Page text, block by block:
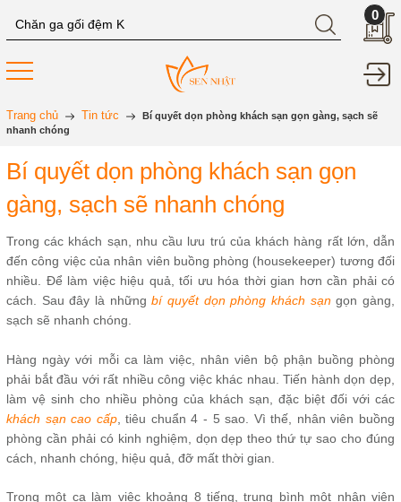
0
Trang chủ Tin tức
Bí quyết dọn phòng khách sạn gọn gàng, sạch sẽ
nhanh chóng
Bí quyết dọn phòng khách sạn gọn
gàng, sạch sẽ nhanh chóng
Trong các khách sạn, nhu cầu lưu trú của khách hàng rất lớn, dẫn
đến công việc của nhân viên buồng phòng (housekeeper) tương đối
nhiều. Để làm việc hiệu quả, tối ưu hóa thời gian hơn cần phải có
cách. Sau đây là nhữngbí quyết dọn phòng khách sạngọn gàng,
sạch sẽ nhanh chóng.
Hàng ngày với mỗi ca làm việc, nhân viên bộ phận buồng phòng
phải bắt đầu với rất nhiều công việc khác nhau. Tiến hành dọn dẹp,
làm vệ sinh cho nhiều phòng của khách sạn, đặc biệt đối với các
khách sạn cao cấp, tiêu chuẩn 4 - 5 sao. Vì thế, nhân viên buồng
phòng cần phải có kinh nghiệm, dọn dẹp theo thứ tự sao cho đúng
cách, nhanh chóng, hiệu quả, đỡ mất thời gian.
Trong một ca làm việc khoảng 8 tiếng, trung bình một nhân viên